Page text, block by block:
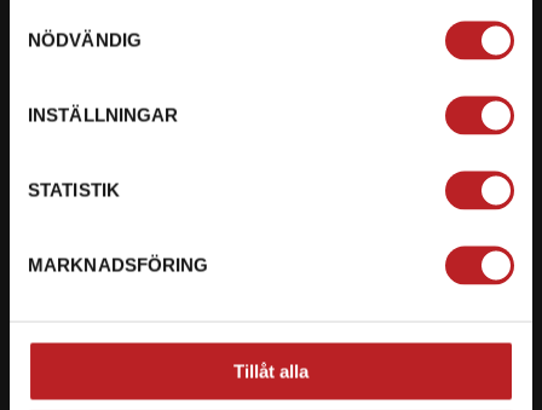
NÖDVÄNDIG
INSTÄLLNINGAR
STATISTIK
MARKNADSFÖRING
Tillåt alla
Ryckepungsvägen 3, 79177 Falun
BETALNING
skyddade med krypteringsteknik.